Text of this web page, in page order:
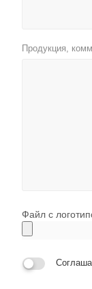
Продукция,
Файл с